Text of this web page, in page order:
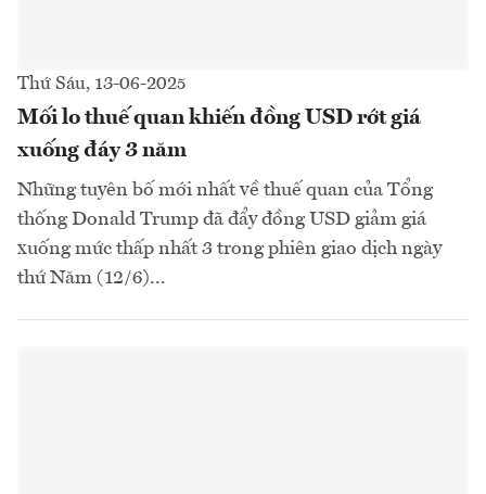
Thứ Sáu, 13-06-2025
Mối lo thuế quan khiến đồng USD rớt giá
xuống đáy 3 năm
Những tuyên bố mới nhất về thuế quan của Tổng
thống Donald Trump đã đẩy đồng USD giảm giá
xuống mức thấp nhất 3 trong phiên giao dịch ngày
thứ Năm (12/6)...